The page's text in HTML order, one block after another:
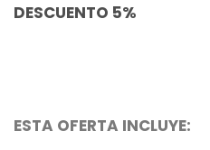
DESCUENTO 5%
ESTA OFERTA INCLUYE: